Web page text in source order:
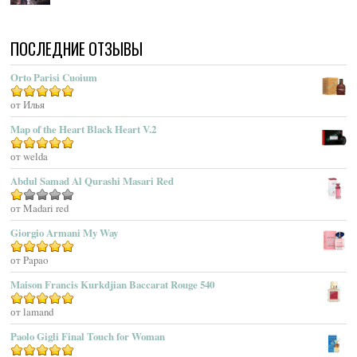
Acqua Di Parma
Acqua Di Sardegna
Acqua Di Stresa
Adam Levine
Adamo Parfum
Adidas
Adolfo Dominguez
Adrienne Vittadini
Aedes De Venustas
Aerin Lauder
Aether
Affinessence
Afnan Perfumes
Agatha Ruiz De La Prada
Agatho Parfum
Agent Provocateur
ПОСЛЕДНИЕ ОТЗЫВЫ
Orto Parisi Cuoium
Оценка
от Илья
Map of the Heart Black Heart V.2
Оценка5
от welda
Abdul Samad Al Qurashi Masari Red
Оценка
1
из
5
от Madari red
Giorgio Armani My Way
Оценка5
от Papao
Maison Francis Kurkdjian Baccarat Rouge 540
Оценка5из 5
от lamand
Paolo Gigli Final Touch for Woman